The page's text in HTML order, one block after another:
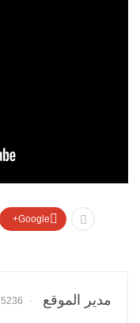
Google+
مدير الموقع 5236 المشاركات